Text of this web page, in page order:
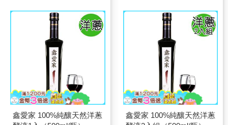
鑫愛家 100%純釀天然洋蔥
鑫愛家 100%純釀天然洋蔥